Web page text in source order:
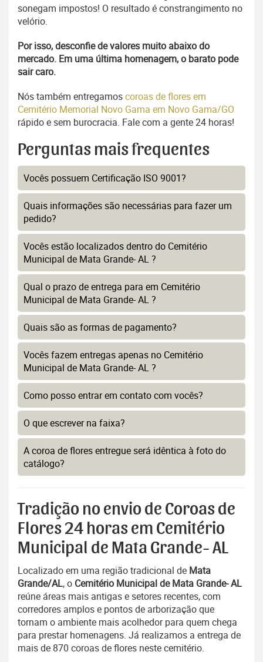
sonegam impostos! O resultado é constrangimento no
velório.
Por isso, desconfie de valores muito abaixo do
mercado. Em uma última homenagem, o barato pode
sair caro.
Nós também entregamoscoroas de flores em
Cemitério Memorial Novo Gama em Novo Gama/GO
rápido e sem burocracia. Fale com a gente 24 horas!
Perguntas mais frequentes
Vocês possuem Certificação ISO 9001?
Quais informações são necessárias para fazer um
pedido?
Vocês estão localizados dentro do Cemitério
Municipal de Mata Grande- AL ?
Qual o prazo de entrega para em Cemitério
Municipal de Mata Grande- AL ?
Quais são as formas de pagamento?
Vocês fazem entregas apenas no Cemitério
Municipal de Mata Grande- AL ?
Como posso entrar em contato com vocês?
O que escrever na faixa?
A coroa de flores entregue será idêntica à foto do
catálogo?
Tradição no envio de Coroas de
Flores 24 horas em Cemitério
Municipal de Mata Grande- AL
Localizado em uma região tradicional de Mata
Grande/AL, o Cemitério Municipal de Mata Grande- AL
reúne áreas mais antigas e setores recentes, com
corredores amplos e pontos de arborização que
tornam o ambiente mais acolhedor para quem chega
para prestar homenagens. Já realizamos a entrega de
mais de 870 coroas de flores neste cemitério.